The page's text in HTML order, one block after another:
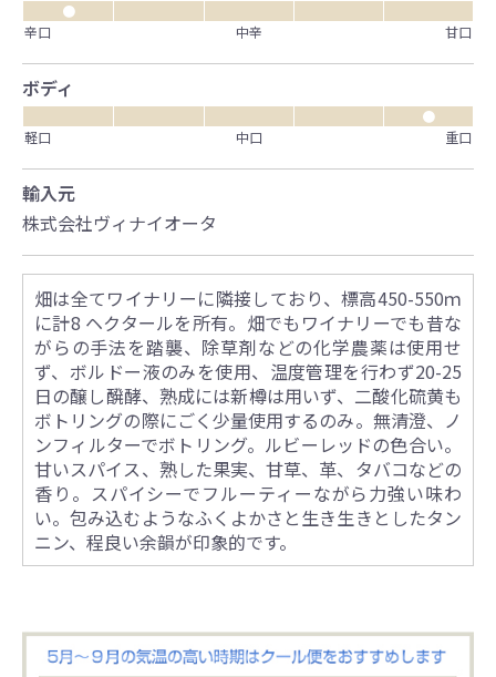
●
辛口
中辛 甘口
ボディ
●
軽口
中口 重口
輸入元
株式会社ヴィナイオータ
畑は全てワイナリーに隣接しており、標高450-550ｍ
に計8 ヘクタールを所有。畑でもワイナリーでも昔な
がらの手法を踏襲、除草剤などの化学農薬は使用せ
ず、ボルドー液のみを使用、温度管理を行わず20-25
日の醸し醗酵、熟成には新樽は用いず、二酸化硫黄も
ボトリングの際にごく少量使用するのみ。無清澄、ノ
ンフィルターでボトリング。ルビーレッドの色合い。
甘いスパイス、熟した果実、甘草、革、タバコなどの
香り。スパイシーでフルーティーながら力強い味わ
い。包み込むようなふくよかさと生き生きとしたタン
ニン、程良い余韻が印象的です。